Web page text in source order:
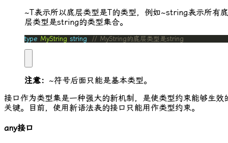
~T表示所以底层类型是T的类型，例如~string表示所有底
层类型是string的类型集合。
type MyString string // MyString的底层类型是string
注意： ~符号后面只能是基本类型。
接口作为类型集是一种强大的新机制，是使类型约束能够生效
关键。目前，使用新语法表的接口只能用作类型约束。
any接口